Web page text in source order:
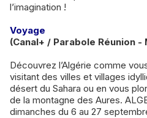
l’imagination !
Voyage
(Canal+ / Parabole Réunion -
Découvrez l’Algérie comme
visitant des villes et villages
désert du Sahara ou en vous
de la montagne des Aures.
dimanches du 6 au 27